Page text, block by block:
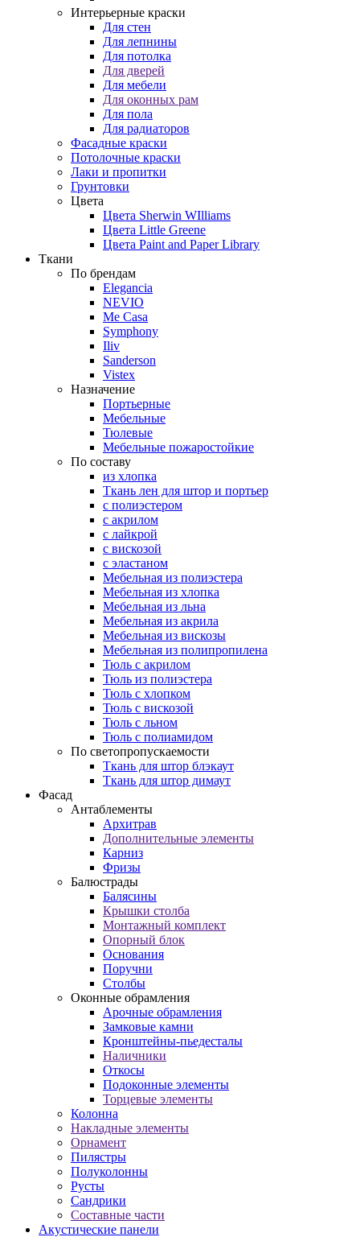
Интерьерные краски
Для стен
Для лепнины
Для потолка
Для дверей
Для мебели
Для оконных рам
Для пола
Для радиаторов
Фасадные краски
Потолочные краски
Лаки и пропитки
Грунтовки
Цвета
Цвета Sherwin WIlliams
Цвета Little Greene
Цвета Paint and Paper Library
Ткани
По брендам
Elegancia
NEVIO
Me Casa
Symphony
Iliv
Sanderson
Vistex
Назначение
Портьерные
Мебельные
Тюлевые
Мебельные пожаростойкие
По составу
из хлопка
Ткань лен для штор и портьер
с полиэстером
с акрилом
с лайкрой
с вискозой
с эластаном
Мебельная из полиэстера
Мебельная из хлопка
Мебельная из льна
Мебельная из акрила
Мебельная из вискозы
Мебельная из полипропилена
Тюль с акрилом
Тюль из полиэстера
Тюль с хлопком
Тюль с вискозой
Тюль с льном
Тюль с полиамидом
По светопропускаемости
Ткань для штор блэкаут
Ткань для штор димаут
Фасад
Антаблементы
Архитрав
Дополнительные элементы
Карниз
Фризы
Балюстрады
Балясины
Крышки столба
Монтажный комплект
Опорный блок
Основания
Поручни
Столбы
Оконные обрамления
Арочные обрамления
Замковые камни
Кронштейны-пьедесталы
Наличники
Откосы
Подоконные элементы
Торцевые элементы
Колонна
Накладные элементы
Орнамент
Пилястры
Полуколонны
Русты
Сандрики
Составные части
Акустические панели